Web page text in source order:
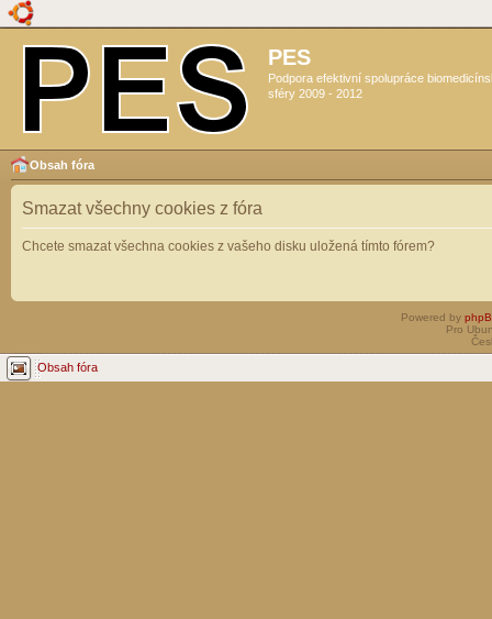
PES
Podpora efektivní spolupráce
sféry 2009 - 2012
Obsah fóra
Smazat všechny cookies z fóra
Chcete smazat všechna cookies z vašeho disku uložená tímto fórem?
Powered by
Pro
Obsah fóra